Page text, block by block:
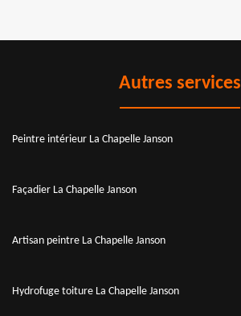
Autres services
Peintre intérieur La Chapelle Janson
Façadier La Chapelle Janson
Artisan peintre La Chapelle Janson
Hydrofuge toiture La Chapelle Janson